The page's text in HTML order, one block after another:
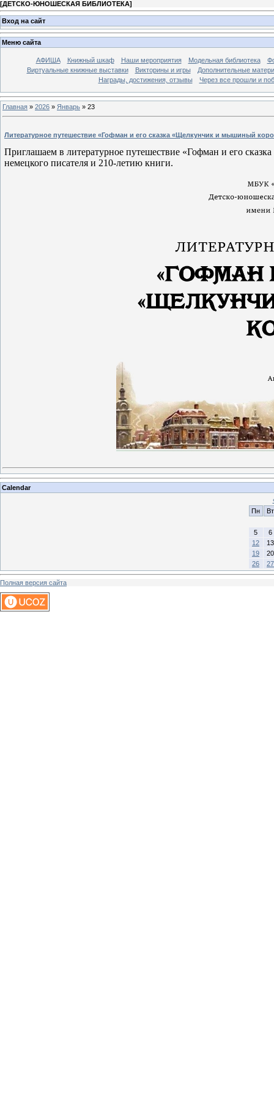
[ДЕТСКО-ЮНОШЕСКАЯ БИБЛИОТЕКА]
Вход на сайт
Меню сайта
АФИША Книжный шкаф Наши мероприятия Модельная библиотека
Виртуальные книжные выставки
Викторины и игры
Дополнительные
Награды, достижения, отзывы
Через все прошли и
Главная » 2026 » Январь » 23
Литературное путешествие «Гофман и его сказка «Щелкунчик и мышиный
Приглашаем в литературное путешествие «Гофман и его
немецкого писателя и 210-летию книги.
Calendar
Пн
Вт
5
6
12
13
19
20
26
27
Полная версия сайта